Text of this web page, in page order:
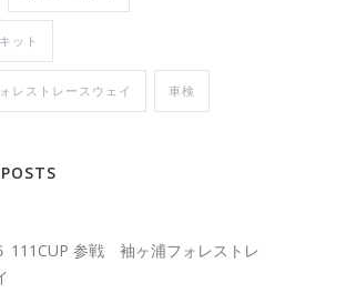
ット
レストレースウェイ 車検
111CUP 参戦 袖ヶ浦フォレストレ